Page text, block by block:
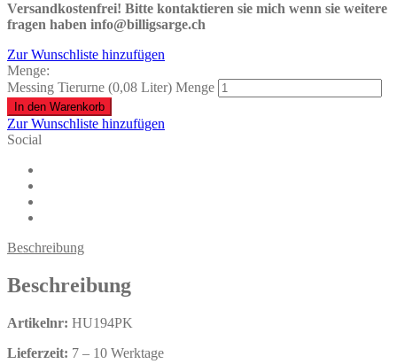
Versandkostenfrei! Bitte kontaktieren sie mich wenn sie weitere
fragen haben info@billigsarge.ch
Zur Wunschliste hinzufügen
Menge:
Messing Tierurne (0,08 Liter) Menge
In den Warenkorb
Zur Wunschliste hinzufügen
Social
Beschreibung
Beschreibung
Artikelnr: HU194PK
Lieferzeit: 7 – 10 Werktage